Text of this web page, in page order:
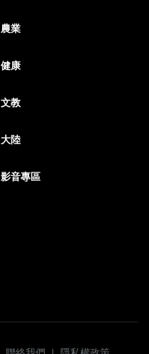
農業
健康
文教
大陸
影音專區